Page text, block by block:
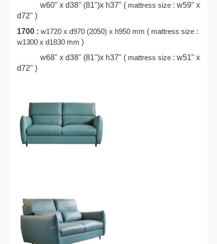
w60" x d38" (81")x h37" ( mattress size : w59" x
d72" )
1700 : w1720 x d970 (2050) x h950 mm ( mattress size :
w1300 x d1830 mm )
w68" x d38" (81")x h37" ( mattress size : w51" x
d72" )